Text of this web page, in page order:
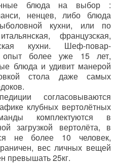
блюда на выбор :
ненцев, либо блюда
кухни, или по
французская,
кухни. Шеф-повар-
опыт более уже 15 лет,
блюда и удивит манерой
стола даже самых
согласовываются
клубных вертолётных
комплектуются в
загрузкой вертолёта, в
не более 10 человек,
вес личных вещей
превышать 25кг.